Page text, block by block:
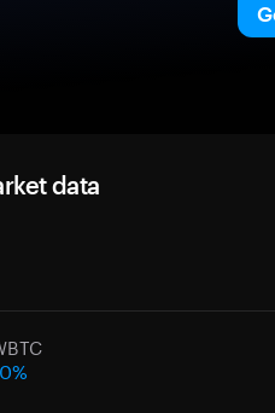
data